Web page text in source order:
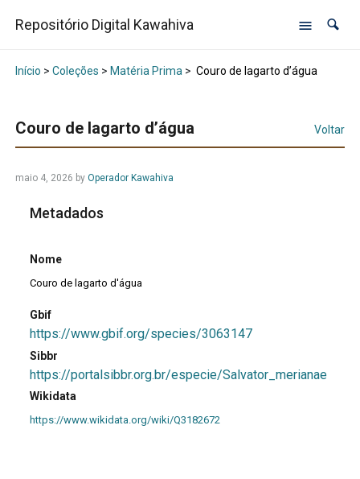
Repositório Digital Kawahiva
Início > Coleções > Matéria Prima> Couro de lagarto d’água
Couro de lagarto d’água Voltar
maio 4, 2026 by Operador Kawahiva
Metadados
Nome
Couro de lagarto d'água
Gbif
https://www.gbif.org/species/3063147
Sibbr
https://portalsibbr.org.br/especie/Salvator_merianae
Wikidata
https://www.wikidata.org/wiki/Q3182672